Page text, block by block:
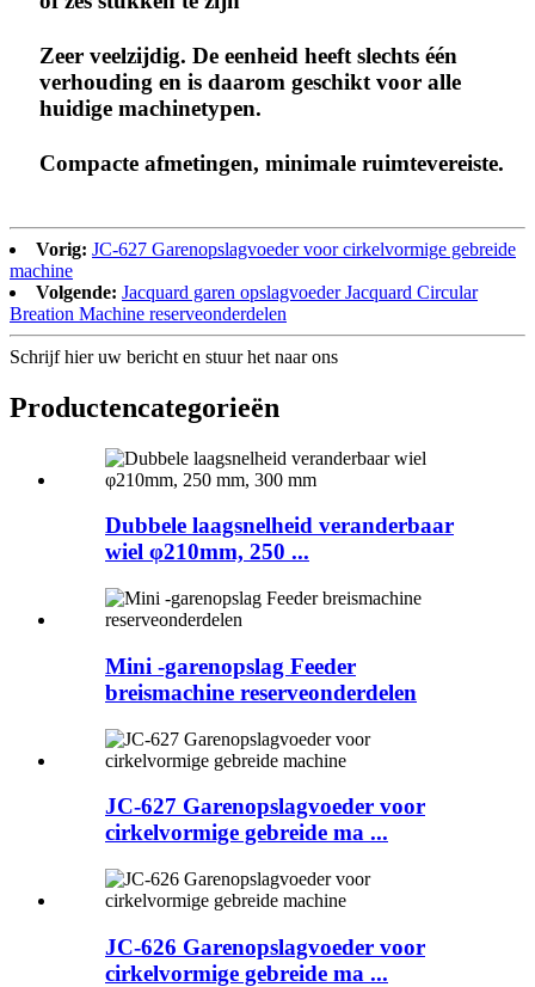
Zeer veelzijdig. De eenheid heeft slechts één
verhouding en is daarom geschikt voor alle
huidige machinetypen.
Compacte afmetingen, minimale ruimtevereiste.
Vorig: JC-627 Garenopslagvoeder voor cirkelvormige gebreide
machine
Volgende: Jacquard garen opslagvoeder Jacquard Circular
Breation Machine reserveonderdelen
Schrijf hier uw bericht en stuur het naar ons
Productencategorieën
Dubbele laagsnelheid veranderbaar
wiel φ210mm, 250 ...
Mini -garenopslag Feeder
breismachine reserveonderdelen
JC-627 Garenopslagvoeder voor
cirkelvormige gebreide ma ...
JC-626 Garenopslagvoeder voor
cirkelvormige gebreide ma ...